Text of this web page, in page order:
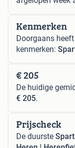
Kenmerken
Doorgaans heeft
kenmerken:
€ 205
De huidige
€ 205.
Prijscheck
De duurste